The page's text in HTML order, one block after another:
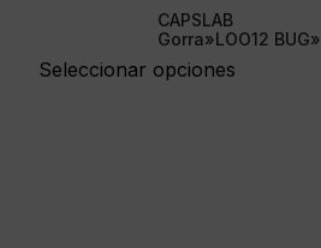
CAPSLAB
Gorra»LOO12 BUG»
Seleccionar opciones